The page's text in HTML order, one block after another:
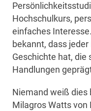
Hochschulkurs,
einfaches
bekannt, dass
Geschichte hat, die
Handlungen
Niemand weiß dies
Milagros Watts von